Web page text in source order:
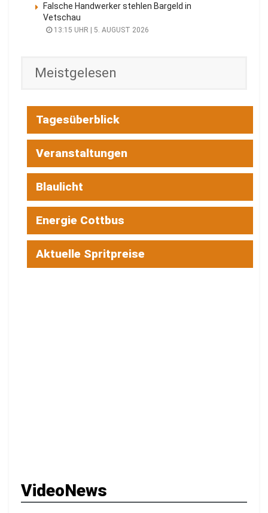
Falsche Handwerker stehlen Bargeld in
Vetschau
13:15 UHR | 5. AUGUST 2026
Meistgelesen
Tagesüberblick
Veranstaltungen
Blaulicht
Energie Cottbus
Aktuelle Spritpreise
VideoNews